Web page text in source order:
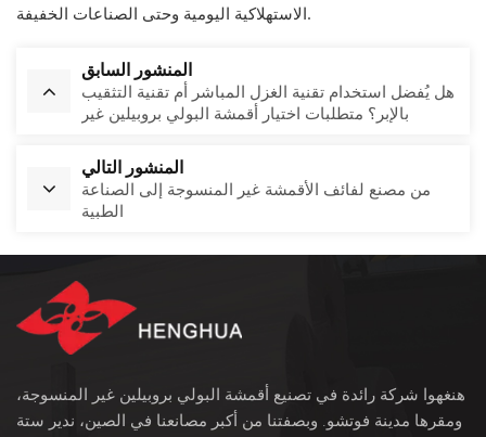
الاستهلاكية اليومية وحتى الصناعات الخفيفة.
المنشور السابق
هل يُفضل استخدام تقنية الغزل المباشر أم تقنية التثقيب
بالإبر؟ متطلبات اختيار أقمشة البولي بروبيلين غير
المنشور التالي
من مصنع لفائف الأقمشة غير المنسوجة إلى الصناعة
الطبية
هنغهوا شركة رائدة في تصنيع أقمشة البولي بروبيلين غير المنسوجة،
ومقرها مدينة فوتشو. وبصفتنا من أكبر مصانعنا في الصين، ندير ستة